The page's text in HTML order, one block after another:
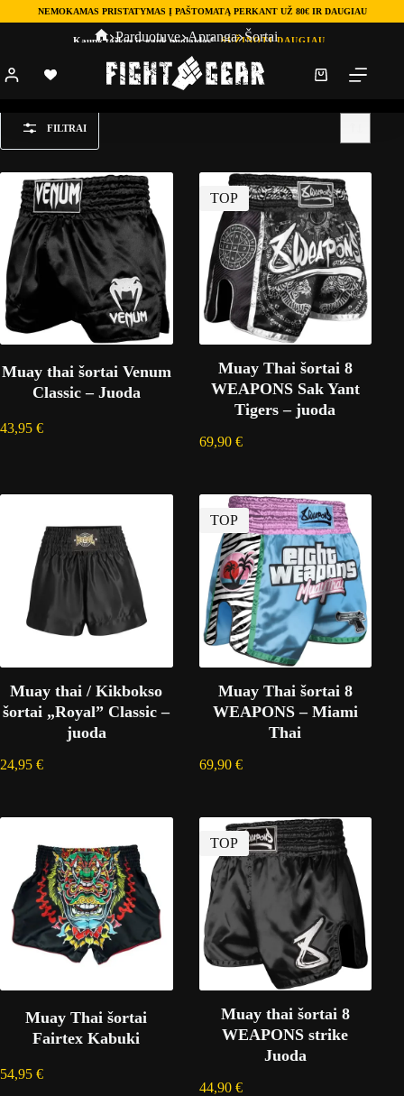
NEMOKAMAS PRISTATYMAS Į PAŠTOMATĄ PERKANT UŽ 80€ IR DAUGIAU
Kaupk taškus ir gauk nuolaidas! SUŽINOTI DAUGIAU
Parduotuve Apranga Šortai
FILTRAI
Muay thai šortai Venum
Classic – Juoda
43,95 €
TOP
Muay Thai šortai 8
WEAPONS Sak Yant
Tigers – juoda
69,90 €
Muay thai / Kikbokso
šortai „Royal” Classic –
juoda
24,95 €
TOP
Muay Thai šortai 8
WEAPONS – Miami
Thai
69,90 €
Muay Thai šortai
Fairtex Kabuki
54,95 €
TOP
Muay thai šortai 8
WEAPONS strike
Juoda
44,90 €